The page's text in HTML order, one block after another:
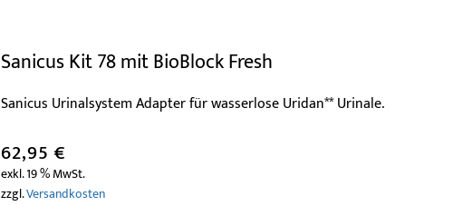
Sanicus Kit 78 mit BioBlock Fresh
Sanicus Urinalsystem Adapter für wasserlose Uridan** Urinale.
62,95 €
exkl. 19 % MwSt.
zzgl.Versandkosten